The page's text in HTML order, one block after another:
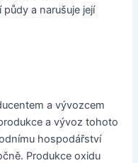
a narušuje její
a vývozcem
a vývoz tohoto
hospodářství
Produkce oxidu